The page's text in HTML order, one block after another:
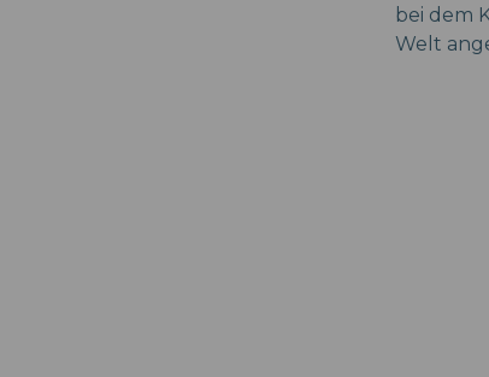
bei dem
Welt